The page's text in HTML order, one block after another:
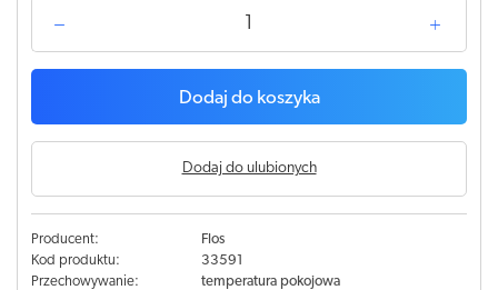
Dodaj do koszyka
Dodaj do ulubionych
Producent:
Flos
Kod produktu:
33591
Przechowywanie:
temperatura pokojowa